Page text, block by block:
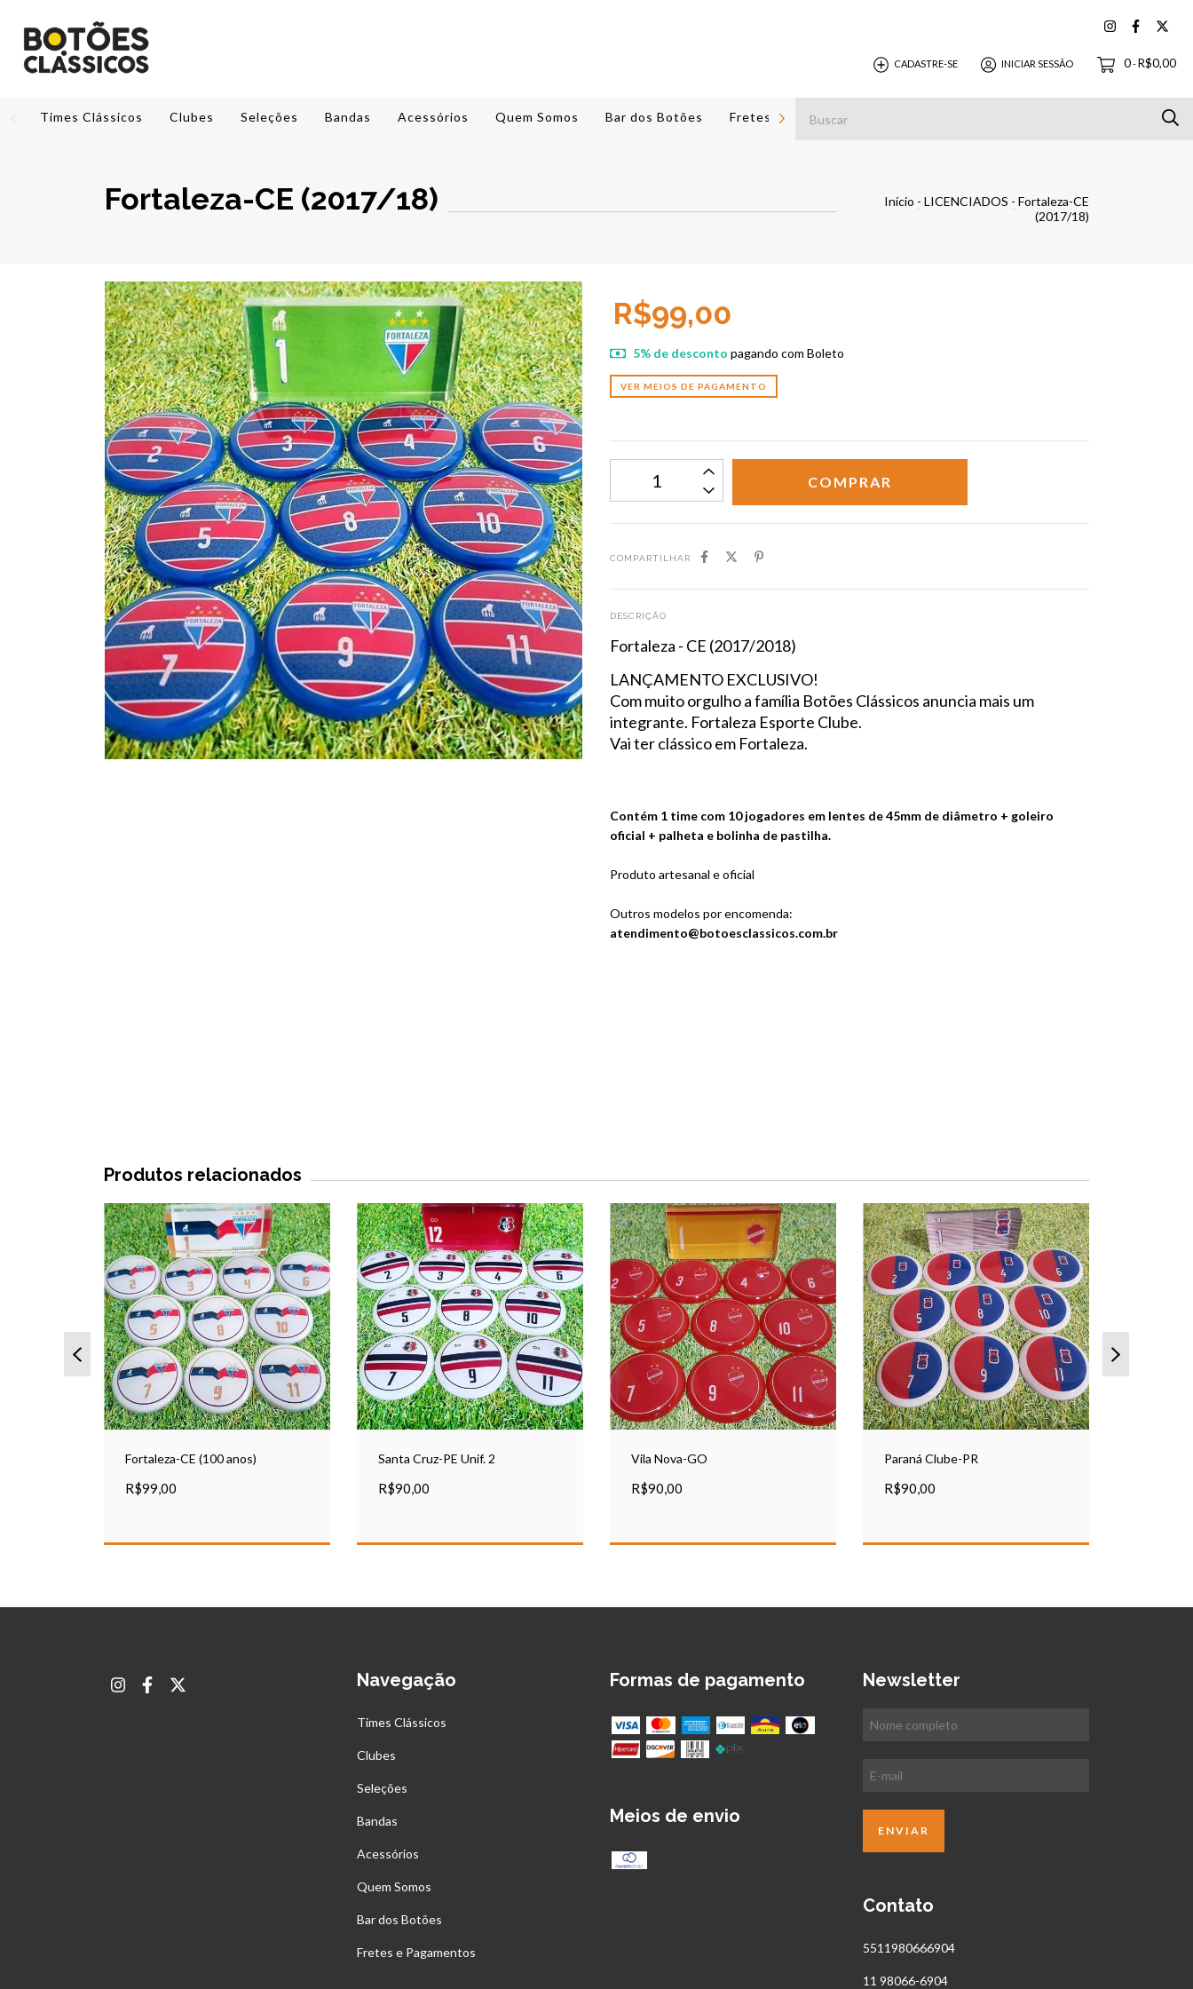
CADASTRE-SE INICIAR SESSÃO 0-R$0,00
Times Clássicos Clubes Seleções Bandas Acessórios Quem Somos Bar dos Botões Fretes e Pagamentos
Fortaleza-CE (2017/18) Início - LICENCIADOS - Fortaleza-CE
(2017/18)
R$99,00
5% de desconto pagando com Boleto
VER MEIOS DE PAGAMENTO
COMPARTILHAR
DESCRIÇÃO
Fortaleza - CE (2017/2018)
LANÇAMENTO EXCLUSIVO!
Com muito orgulho a família Botões Clássicos anuncia mais um
integrante. Fortaleza Esporte Clube.
Vai ter clássico em Fortaleza.
Contém 1 time com 10 jogadores em lentes de 45mm de diâmetro + goleiro
oficial + palheta e bolinha de pastilha.
Produto artesanal e oficial
Outros modelos por encomenda:
atendimento@botoesclassicos.com.br
Produtos relacionados
Fortaleza-CE (100 anos)
R$99,00
Santa Cruz-PE Unif. 2
R$90,00
Vila Nova-GO
R$90,00
Paraná Clube-PR
R$90,00
Navegação
Times Clássicos
Clubes
Seleções
Bandas
Acessórios
Quem Somos
Bar dos Botões
Fretes e Pagamentos
Formas de pagamento
Meios de envio
Newsletter
Contato
5511980666904
11 98066-6904